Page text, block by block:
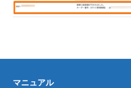
マニュアル